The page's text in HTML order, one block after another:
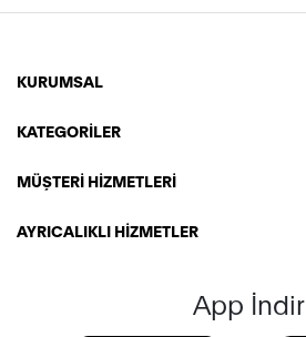
KURUMSAL
KATEGORİLER
MÜŞTERİ HİZMETLERİ
AYRICALIKLI HİZMETLER
App İndir